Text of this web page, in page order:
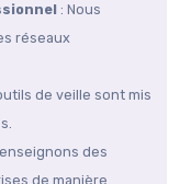
: Nous
réseaux
de veille sont mis
des
de manière